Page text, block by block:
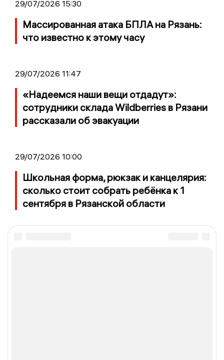
29/07/2026 15:30
Массированная атака БПЛА на Рязань:
что известно к этому часу
29/07/2026 11:47
«Надеемся наши вещи отдадут»:
сотрудники склада Wildberries в Рязани
рассказали об эвакуации
29/07/2026 10:00
Школьная форма, рюкзак и канцелярия:
сколько стоит собрать ребёнка к 1
сентября в Рязанской области